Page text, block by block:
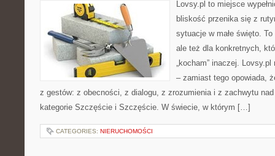
Lovsy.pl to miejsce
bliskość przenika się z
sytuacje w małe święto.
ale też dla konkretnych,
„kocham” inaczej.
– zamiast tego opowiada,
z gestów: z obecności, z dialogu, z zrozumienia i z zachwytu
kategorie Szczęście i Szczęście. W świecie, w którym […]
CATEGORIES: NIERUCHOMOŚCI